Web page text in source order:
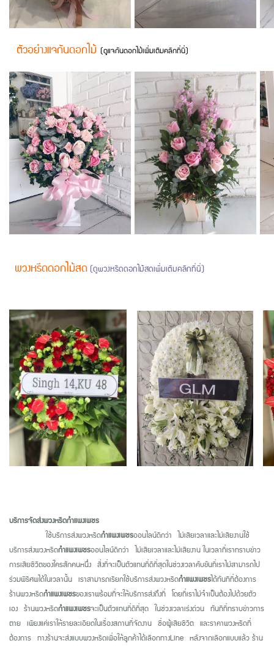
ตัวอย่างแจกันดอกไม้ (ดูแจกันดอกไม้เพิ่มเติมคลิกที่นี่)
พวงหรีดดอกไม้สด (ดูพวงหรีดดอกไม้สดเพิ่มเติมคลิกที่นี่)
บริการจัดส่งพวงหรีดกำแพงเพชร
ใช้บริการส่งพวงหรีดกำแพงเพชรออนไลน์ดีกว่า ไม่เสียเวลาและไม่เสียงานใช้
บริการส่งพวงหรีดกำแพงเพชรออนไลน์ดีกว่า ไม่เสียเวลาและไม่เสียงาน ในเวลาที่เราทราบข่าว
การเสียชีวิตของใครสักคนหนึ่ง สิ่งที่จะเป็นตัวแทนที่ดีที่สุดในช่วงเวลาคับขันที่เราไม่สามารถไป
ร่วมพิธีศพได้ในเวลานั้น เราสามารถเรียกใช้บริการส่งพวงหรีดกำแพงเพชรได้ทันทีที่ต้องการ
ร้านพวงหรีดกำแพงเพชรของเราพร้อมที่จะให้บริการส่งถึงที่ โดยที่เราไม่จำเป็นต้องไปด้วยตัว
เอง ร้านพวงหรีดกำแพงเพชรจะเป็นตัวแทนที่ดีที่สุด ในช่วงเวลาเร่งด่วน ทันทีที่ทราบข่าวการ
ตาย เพียงแค่เราให้รายละเอียดในเรื่องสถานที่จัดงาน ชื่อผู้เสียชีวิต และราคาพวงหรีดที่
ต้องการ ทางร้านจะส่งแบบพวงหรีดเพื่อให้ลูกค้าได้เลือกทางLine หลังจากเลือกแบบแล้ว ร้าน